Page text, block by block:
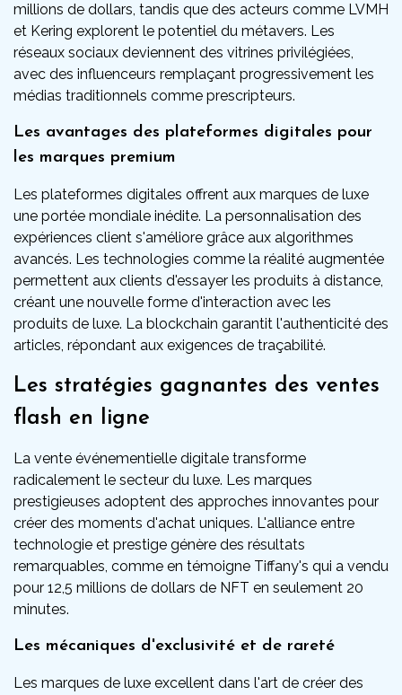
millions de dollars, tandis que des acteurs comme LVMH
et Kering explorent le potentiel du métavers. Les
réseaux sociaux deviennent des vitrines privilégiées,
avec des influenceurs remplaçant progressivement les
médias traditionnels comme prescripteurs.
Les avantages des plateformes digitales pour
les marques premium
Les plateformes digitales offrent aux marques de luxe
une portée mondiale inédite. La personnalisation des
expériences client s'améliore grâce aux algorithmes
avancés. Les technologies comme la réalité augmentée
permettent aux clients d'essayer les produits à distance,
créant une nouvelle forme d'interaction avec les
produits de luxe. La blockchain garantit l'authenticité des
articles, répondant aux exigences de traçabilité.
Les stratégies gagnantes des ventes
flash en ligne
La vente événementielle digitale transforme
radicalement le secteur du luxe. Les marques
prestigieuses adoptent des approches innovantes pour
créer des moments d'achat uniques. L'alliance entre
technologie et prestige génère des résultats
remarquables, comme en témoigne Tiffany's qui a vendu
pour 12,5 millions de dollars de NFT en seulement 20
minutes.
Les mécaniques d'exclusivité et de rareté
Les marques de luxe excellent dans l'art de créer des